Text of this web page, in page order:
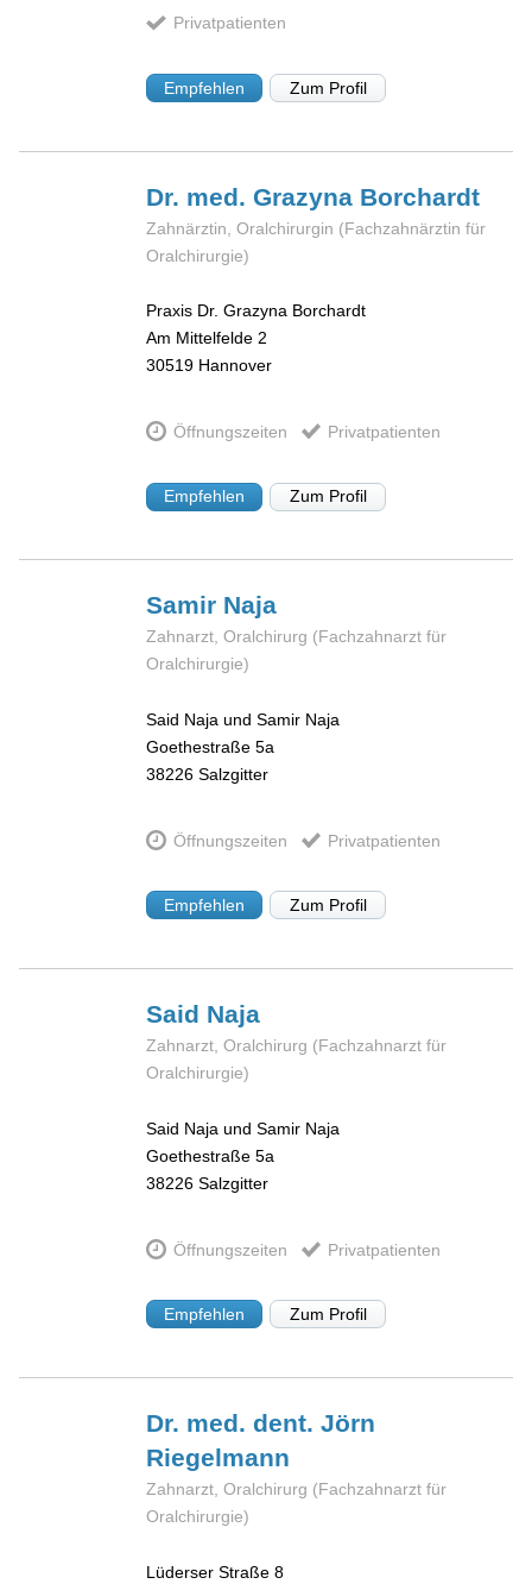
Privatpatienten
Empfehlen Zum Profil
Dr. med. Grazyna Borchardt
Zahnärztin, Oralchirurgin (Fachzahnärztin für
Oralchirurgie)
Praxis Dr. Grazyna Borchardt
Am Mittelfelde 2
30519 Hannover
Öffnungszeiten Privatpatienten
Empfehlen Zum Profil
Samir Naja
Zahnarzt, Oralchirurg (Fachzahnarzt für
Oralchirurgie)
Said Naja und Samir Naja
Goethestraße 5a
38226 Salzgitter
Öffnungszeiten Privatpatienten
Empfehlen Zum Profil
Said Naja
Zahnarzt, Oralchirurg (Fachzahnarzt für
Oralchirurgie)
Said Naja und Samir Naja
Goethestraße 5a
38226 Salzgitter
Öffnungszeiten Privatpatienten
Empfehlen Zum Profil
Dr. med. dent. Jörn
Riegelmann
Zahnarzt, Oralchirurg (Fachzahnarzt für
Oralchirurgie)
Lüderser Straße 8